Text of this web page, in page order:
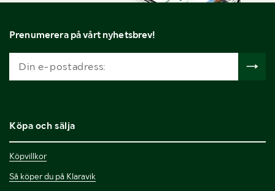
Prenumerera på vårt nyhetsbrev!
Köpa och sälja
Köpvillkor
Så köper du på Klaravik